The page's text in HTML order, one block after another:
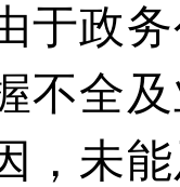
于政
不全
，未